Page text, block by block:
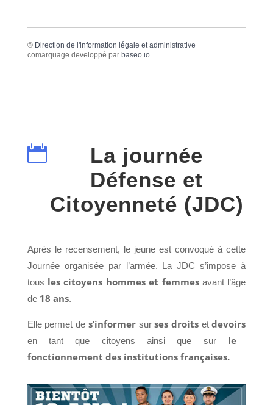
© Direction de l'information légale et administrative
comarquage developpé par baseo.io

La journée
Défense et
Citoyenneté (JDC)
Après le recensement, le jeune est convoqué à cette
Journée organisée par l’armée. La JDC s’impose à
tous les citoyens hommes et femmesavant l’âge
de 18 ans.
Elle permet de s’informersurses droitsetdevoirs
en tant que citoyens ainsi que sur le
fonctionnement des institutions françaises.